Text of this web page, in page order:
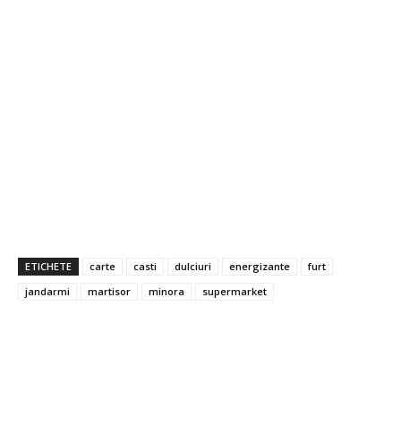
ETICHETE carte casti dulciuri energizante
furt
jandarmi
martisor minora supermarket